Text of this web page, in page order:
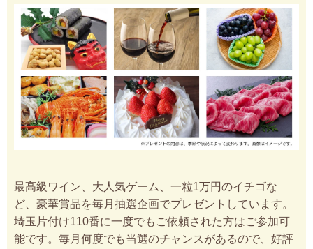
最高級ワイン、大人気ゲーム、一粒1万円のイチゴな
ど、豪華賞品を毎月抽選企画でプレゼントしています。
埼玉片付け110番に一度でもご依頼された方はご参加可
能です。毎月何度でも当選のチャンスがあるので、好評